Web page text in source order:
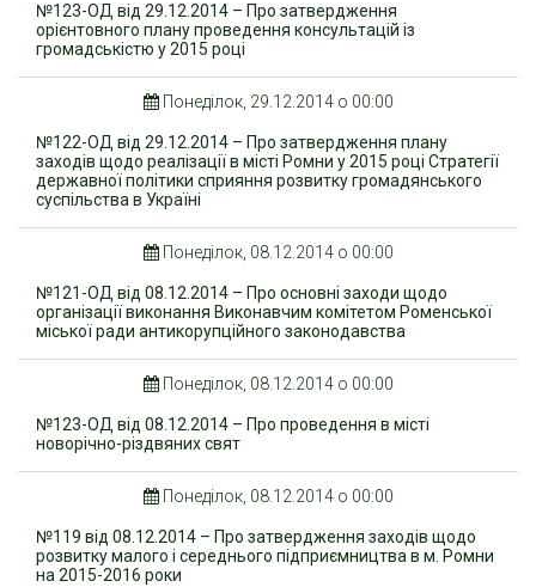
№123-ОД від 29.12.2014 – Про затвердження
орієнтовного плану проведення консультацій із
громадськістю у 2015 році
Понеділок, 29.12.2014 о 00:00
№122-ОД від 29.12.2014 – Про затвердження плану
заходів щодо реалізації в місті Ромни у 2015 році Стратегії
державної політики сприяння розвитку громадянського
суспільства в Україні
Понеділок, 08.12.2014 о 00:00
№121-ОД від 08.12.2014 – Про основні заходи щодо
організації виконання Виконавчим комітетом Роменської
міської ради антикорупційного законодавства
Понеділок, 08.12.2014 о 00:00
№123-ОД від 08.12.2014 – Про проведення в місті
новорічно-різдвяних свят
Понеділок, 08.12.2014 о 00:00
№119 від 08.12.2014 – Про затвердження заходів щодо
розвитку малого і середнього підприємництва в м. Ромни
на 2015-2016 роки